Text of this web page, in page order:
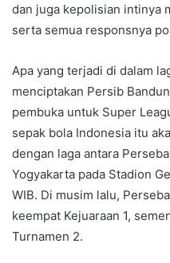
dan juga kepolisian intinya
serta semua responsnya
Apa yang terjadi di dalam
menciptakan Persib
pembuka untuk Super
sepak bola Indonesia itu
dengan laga antara
Yogyakarta pada Stadion
WIB. Di musim lalu,
keempat Kejuaraan 1,
Turnamen 2.